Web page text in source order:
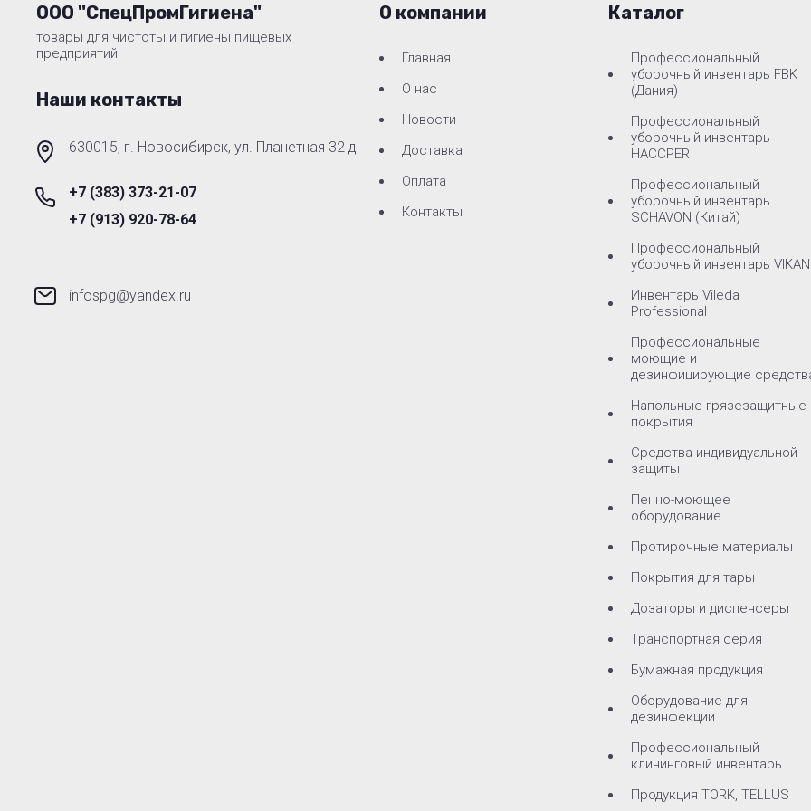
ООО "СпецПромГигиена"
товары для чистоты и гигиены пищевых
предприятий
Наши контакты
630015, г. Новосибирск, ул. Планетная 32 д
+7 (383) 373-21-07
+7 (913) 920-78-64
infospg@yandex.ru
О компании
Главная
О нас
Новости
Доставка
Оплата
Контакты
Каталог
Профессиональный
уборочный инвентарь FBK
(Дания)
Профессиональный
уборочный инвентарь
HACCPER
Профессиональный
уборочный инвентарь
SCHAVON (Китай)
Профессиональный
уборочный инвентарь VIKAN
Инвентарь Vileda
Professional
Профессиональные
моющие и
дезинфицирующие
Напольные грязезащитные
покрытия
Средства индивидуальной
защиты
Пенно-моющее
оборудование
Протирочные материалы
Покрытия для тары
Дозаторы и диспенсеры
Транспортная серия
Бумажная продукция
Оборудование для
дезинфекции
Профессиональный
клининговый инвентарь
Продукция TORK, TELLUS